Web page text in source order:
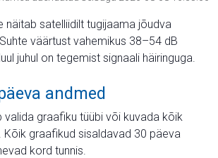
näitab satelliidilt tugijaama jõudva
väärtust vahemikus 38–54 dB
juhul on tegemist signaali häiringuga.
andmed
valida graafiku tüübi või kuvada kõik
graafikud sisaldavad 30 päeva
kord tunnis.